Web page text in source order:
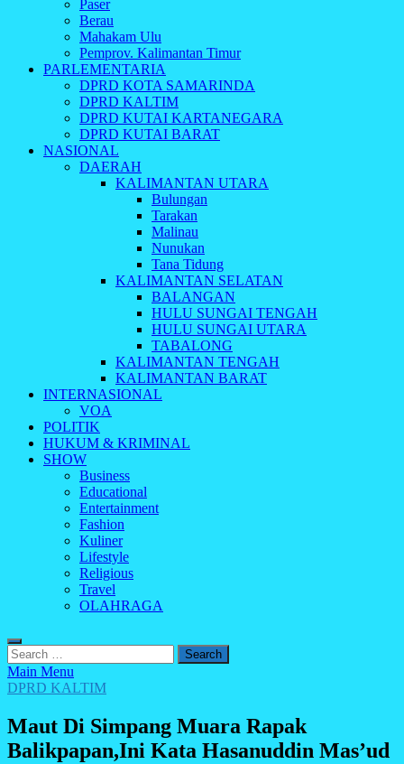
Paser
Berau
Mahakam Ulu
Pemprov. Kalimantan Timur
PARLEMENTARIA
DPRD KOTA SAMARINDA
DPRD KALTIM
DPRD KUTAI KARTANEGARA
DPRD KUTAI BARAT
NASIONAL
DAERAH
KALIMANTAN UTARA
Bulungan
Tarakan
Malinau
Nunukan
Tana Tidung
KALIMANTAN SELATAN
BALANGAN
HULU SUNGAI TENGAH
HULU SUNGAI UTARA
TABALONG
KALIMANTAN TENGAH
KALIMANTAN BARAT
INTERNASIONAL
VOA
POLITIK
HUKUM & KRIMINAL
SHOW
Business
Educational
Entertainment
Fashion
Kuliner
Lifestyle
Religious
Travel
OLAHRAGA
Search
for:
Main Menu
DPRD KALTIM
Maut Di Simpang Muara Rapak
Balikpapan,Ini Kata Hasanuddin Mas’ud